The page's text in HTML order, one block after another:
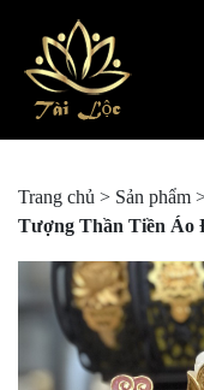
Trang chủ > Sản phẩm
Tượng Thần Tiền Áo